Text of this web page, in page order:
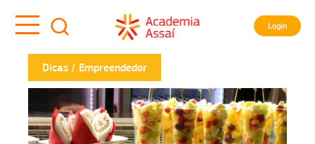
Login
Dicas Empreendedor